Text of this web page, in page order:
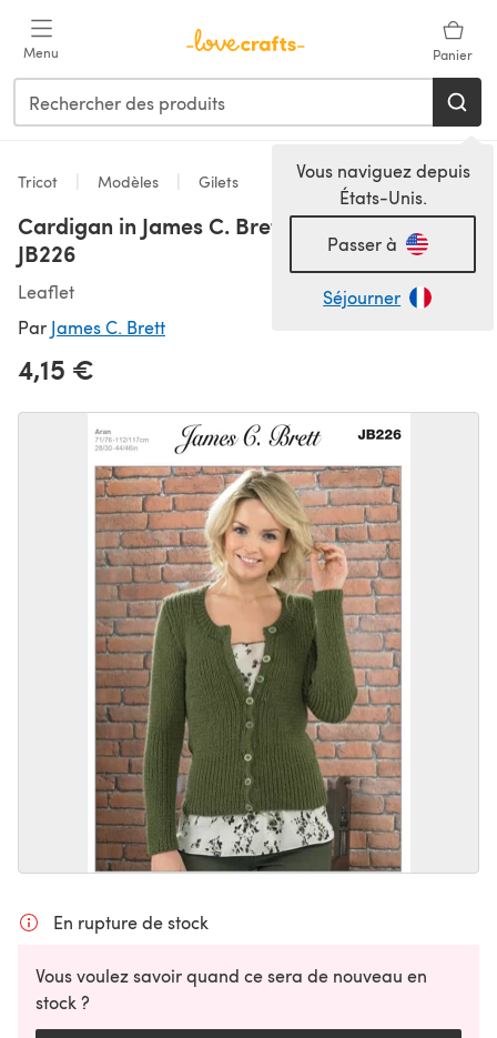
Menu Panier
Vous naviguez depuis
États-Unis.
Passer à
Séjourner
Tricot Modèles Gilets
Cardigan in James C. Brett Aztec Aran -
JB226
Leaflet
Par James C. Brett
4,15 €
En rupture de stock
Vous voulez savoir quand ce sera de nouveau en
stock ?